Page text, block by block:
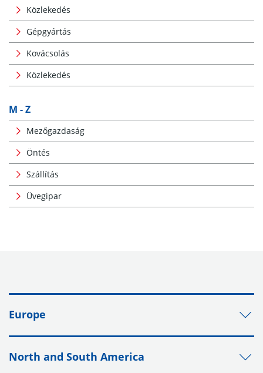
Közlekedés
Gépgyártás
Kovácsolás
Közlekedés
M - Z
Mezőgazdaság
Öntés
Szállítás
Üvegipar
Europe
North and South America